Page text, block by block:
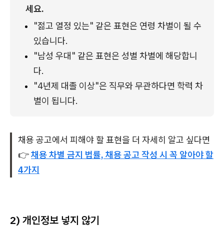
세요.
"젊고 열정 있는" 같은 표현은 연령 차별이 될 수
있습니다.
"남성 우대" 같은 표현은 성별 차별에 해당합니
다.
"4년제 대졸 이상"은 직무와 무관하다면 학력 차
별이 됩니다.
채용 공고에서 피해야 할 표현을 더 자세히 알고 싶다면
👉채용 차별 금지 법률, 채용 공고 작성 시 꼭 알아야 할
4가지
2) 개인정보 넣지 않기